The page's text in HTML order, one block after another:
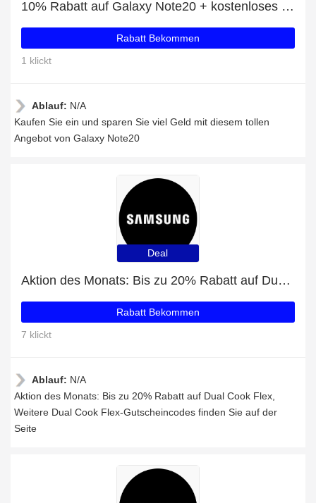
10% Rabatt auf Galaxy Note20 + kostenloses Geschenk
Rabatt Bekommen
1 klickt
Ablauf: N/A
Kaufen Sie ein und sparen Sie viel Geld mit diesem tollen
Angebot von Galaxy Note20
Deal
Aktion des Monats: Bis zu 20% Rabatt auf Dual Cook Flex
Rabatt Bekommen
7 klickt
Ablauf: N/A
Aktion des Monats: Bis zu 20% Rabatt auf Dual Cook Flex,
Weitere Dual Cook Flex-Gutscheincodes finden Sie auf der
Seite